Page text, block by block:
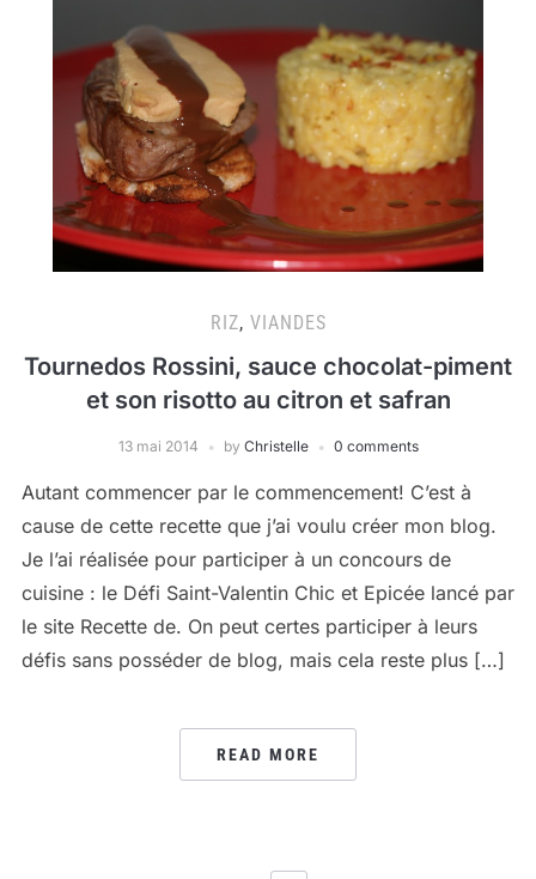
RIZ, VIANDES
Tournedos Rossini, sauce chocolat-piment
et son risotto au citron et safran
13 mai 2014 by Christelle 0 comments
Autant commencer par le commencement! C’est à
cause de cette recette que j’ai voulu créer mon blog.
Je l’ai réalisée pour participer à un concours de
cuisine : le Défi Saint-Valentin Chic et Epicée lancé par
le site Recette de. On peut certes participer à leurs
défis sans posséder de blog, mais cela reste plus […]
READ MORE